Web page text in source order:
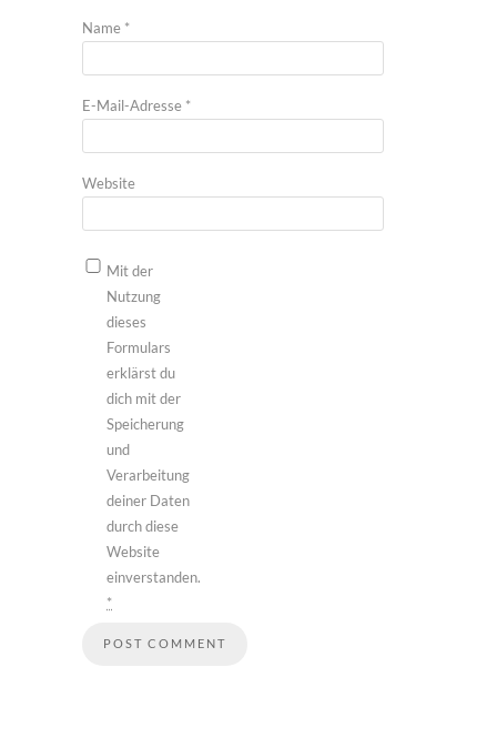
Name *
E-Mail-Adresse *
Website
Mit der
Nutzung
dieses
Formulars
erklärst du
dich mit der
Speicherung
und
Verarbeitung
deiner Daten
durch diese
Website
einverstanden.
*